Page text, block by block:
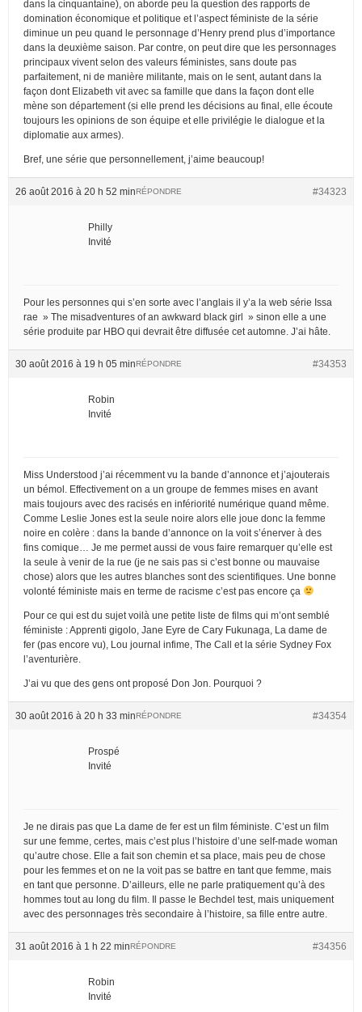
dans la cinquantaine), on aborde peu la question des rapports de
domination économique et politique et l’aspect féministe de la série
diminue un peu quand le personnage d’Henry prend plus d’importance
dans la deuxième saison. Par contre, on peut dire que les personnages
principaux vivent selon des valeurs féministes, sans doute pas
parfaitement, ni de manière militante, mais on le sent, autant dans la
façon dont Elizabeth vit avec sa famille que dans la façon dont elle
mène son département (si elle prend les décisions au final, elle écoute
toujours les opinions de son équipe et elle privilégie le dialogue et la
diplomatie aux armes).
Bref, une série que personnellement, j’aime beaucoup!
26 août 2016 à 20 h 52 min #34323
RÉPONDRE
Philly
Invité
Pour les personnes qui s’en sorte avec l’anglais il y’a la web série Issa
rae » The misadventures of an awkward black girl » sinon elle a une
série produite par HBO qui devrait être diffusée cet automne. J’ai hâte.
30 août 2016 à 19 h 05 min #34353
RÉPONDRE
Robin
Invité
Miss Understood j’ai récemment vu la bande d’annonce et j’ajouterais
un bémol. Effectivement on a un groupe de femmes mises en avant
mais toujours avec des racisés en infériorité numérique quand même.
Comme Leslie Jones est la seule noire alors elle joue donc la femme
noire en colère : dans la bande d’annonce on la voit s’énerver à des
fins comique… Je me permet aussi de vous faire remarquer qu’elle est
la seule à venir de la rue (je ne sais pas si c’est bonne ou mauvaise
chose) alors que les autres blanches sont des scientifiques. Une bonne
volonté féministe mais en terme de racisme c’est pas encore ça
Pour ce qui est du sujet voilà une petite liste de films qui m’ont semblé
féministe : Apprenti gigolo, Jane Eyre de Cary Fukunaga, La dame de
fer (pas encore vu), Lou journal infime, The Call et la série Sydney Fox
l’aventurière.
J’ai vu que des gens ont proposé Don Jon. Pourquoi ?
30 août 2016 à 20 h 33 min #34354
RÉPONDRE
Prospé
Invité
Je ne dirais pas que La dame de fer est un film féministe. C’est un film
sur une femme, certes, mais c’est plus l’histoire d’une self-made woman
qu’autre chose. Elle a fait son chemin et sa place, mais peu de chose
pour les femmes et on ne la voit pas se battre en tant que femme, mais
en tant que personne. D’ailleurs, elle ne parle pratiquement qu’à des
hommes tout au long du film. Il passe le Bechdel test, mais uniquement
avec des personnages très secondaire à l’histoire, sa fille entre autre.
31 août 2016 à 1 h 22 min #34356
RÉPONDRE
Robin
Invité